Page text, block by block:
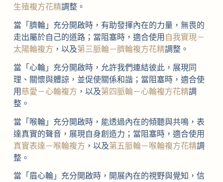
生殖複方花精調整。
當「臍輪」充分開啟時，有助發揮內在的力量，無畏的
走出屬於自己的道路；當阻塞時，適合使用 自我實現－
太陽輪複方 ，以及第三脈輪－臍輪複方花精調整。
當「心輪」充分開啟時，允許我們連結彼此，展現同
理、關懷與體諒，並促使關係和諧；當阻塞時，適合使
用 慈愛－心輪複方 ，以及第四脈輪－心輪複方花精調
整。
當「喉輪」充分開啟時，能透過內在的傾聽與共鳴，表
達真實的聲音，展現自身創造力；當阻塞時，適合使用
真實表達－喉輪複方 ，以及第五脈輪－喉輪複方花精調
整。
當「眉心輪」充分開啟時，開展內在的視野與覺知，信